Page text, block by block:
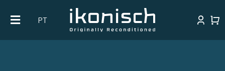
content
PT